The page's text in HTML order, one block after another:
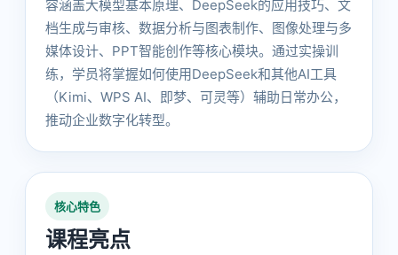
容涵盖大模型基本原理、DeepSeek的应用技巧、文
档生成与审核、数据分析与图表制作、图像处理与多
媒体设计、PPT智能创作等核心模块。通过实操训
练，学员将掌握如何使用DeepSeek和其他AI工具
（Kimi、WPS AI、即梦、可灵等）辅助日常办公，
推动企业数字化转型。
核心特色
课程亮点